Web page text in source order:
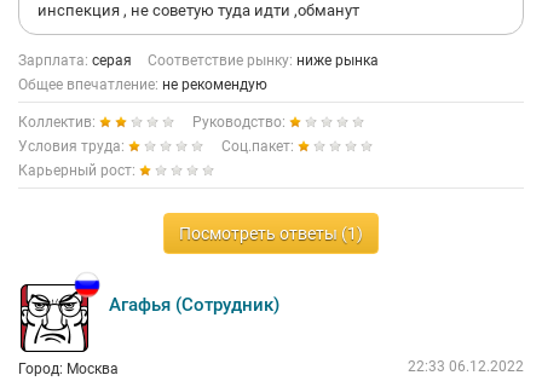
инспекция , не советую туда идти ,обманут
Зарплата: серая Соответствие рынку: ниже рынка
Общее впечатление: не рекомендую
Коллектив:
Руководство:
Условия труда:
Соц.пакет:
Карьерный рост:
Посмотреть ответы (1)
Агафья (Сотрудник)
Город: Москва 22:33 06.12.2022